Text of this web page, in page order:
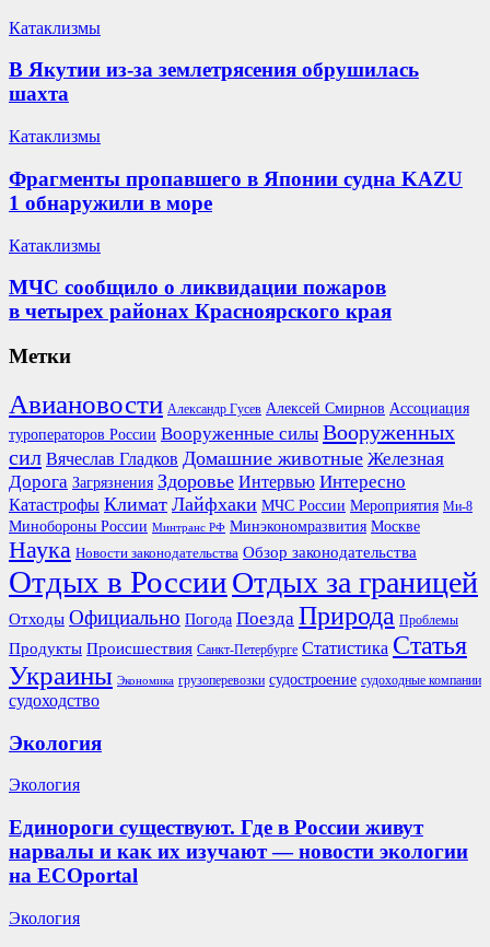
Катаклизмы
В Якутии из-за землетрясения обрушилась
шахта
Катаклизмы
Фрагменты пропавшего в Японии судна KAZU
1 обнаружили в море
Катаклизмы
МЧС сообщило о ликвидации пожаров
в четырех районах Красноярского края
Метки
Авиановости Александр Гусев Алексей Смирнов Ассоциация
туроператоров России Вооруженные силы Вооруженных
сил Вячеслав Гладков Домашние животные Железная
Дорога Загрязнения Здоровье Интервью Интересно
Катастрофы Климат Лайфхаки МЧС России Мероприятия Ми-8
Минобороны России Минтранс РФ Минэкономразвития Москве
Наука Новости законодательства Обзор законодательства
Отдых в РоссииОтдых за границей
Отходы Официально Погода Поезда Природа Проблемы
Продукты Происшествия Санкт-Петербурге Статистика Статья
Украины Экономика грузоперевозки судостроение судоходные компании
судоходство
Экология
Экология
Единороги существуют. Где в России живут
нарвалы и как их изучают — новости экологии
на ECOportal
Экология